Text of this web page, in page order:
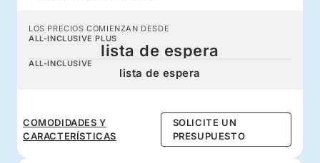
LOS PRECIOS COMIENZAN DESDE
ALL-INCLUSIVE PLUS
lista de espera
ALL-INCLUSIVE
lista de espera
COMODIDADES Y
CARACTERÍSTICAS
SOLICITE UN
PRESUPUESTO